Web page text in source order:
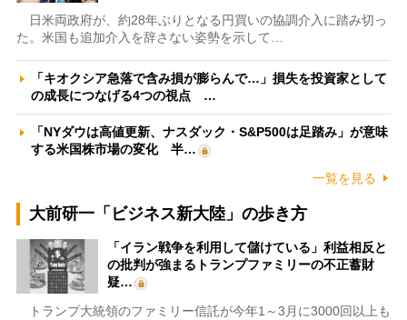
日米両政府が、約28年ぶりとなる円買いの協調介入に踏み切っ
た。米国も追加介入を辞さない姿勢を示して…
「キオクシア急落で含み損が膨らんで…」損失を投資家として
の成長につなげる4つの視点 …
「NYダウは高値更新、ナスダック・S&P500は足踏み」が意味
する米国株市場の変化 半…
一覧を見る
大前研一「ビジネス新大陸」の歩き方
「イラン戦争を利用して儲けている」利益相反と
の批判が強まるトランプファミリーの不正蓄財
疑…
トランプ大統領のファミリー信託が今年1～3月に3000回以上も